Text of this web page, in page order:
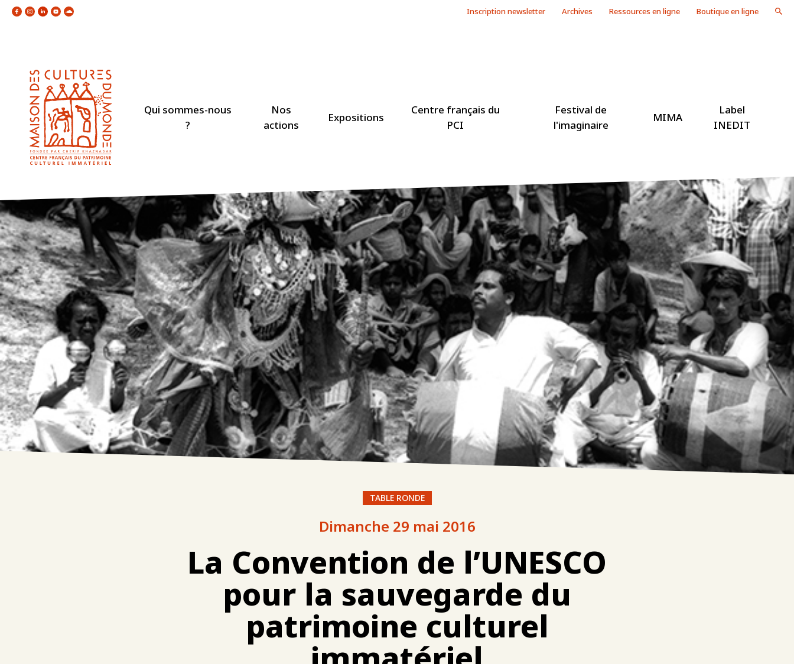
Inscription newsletter Archives Ressources en ligne Boutique en ligne
Qui sommes-nous
?
Nos
actions
Expositions
Centre français du
PCI
Festival de
l'imaginaire
MIMA
Label
INEDIT
TABLE RONDE
Dimanche 29 mai 2016
La Convention de l’UNESCO
pour la sauvegarde du
patrimoine culturel